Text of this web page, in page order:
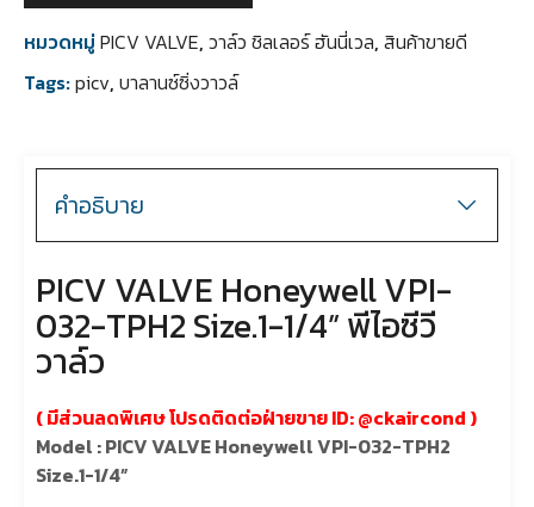
หมวดหมู่PICV VALVE, วาล์ว ชิลเลอร์ ฮันนี่เวล, สินค้าขายดี
Tags:picv, บาลานซ์ซิ่งวาวล์
คำอธิบาย
PICV VALVE Honeywell VPI-
032-TPH2 Size.1-1/4” พีไอซีวี
วาล์ว
( มีส่วนลดพิเศษ โปรดติดต่อฝ่ายขาย ID: @ckaircond )
Model : PICV VALVE Honeywell VPI-032-TPH2
Size.1-1/4”